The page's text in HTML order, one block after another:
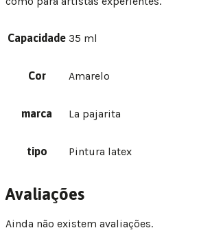
Capacidade 35 ml
Cor Amarelo
marca La pajarita
tipo Pintura latex
Avaliações
Ainda não existem avaliações.